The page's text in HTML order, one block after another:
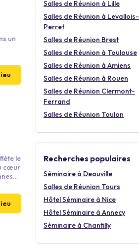
Salles de Réunion à Lille
Salles de Réunion à Levallois-
Perret
Salles de Réunion Brest
Salles de Réunion à Toulouse
Salles de Réunion à Amiens
Salles de Réunion à Rouen
Salles de Réunion Clermont-
Ferrand
Salles de Réunion Toulon
Recherches populaires
Séminaire à Deauville
Salles de Réunion Tours
Hôtel Séminaire à Nice
Hôtel Séminaire à Annecy
Séminaire à Chantilly
un
le
cœur